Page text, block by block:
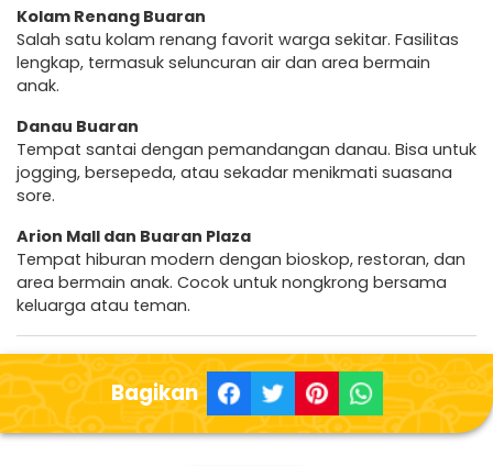
Kolam Renang Buaran
Salah satu kolam renang favorit warga sekitar. Fasilitas
lengkap, termasuk seluncuran air dan area bermain
anak.
Danau Buaran
Tempat santai dengan pemandangan danau. Bisa untuk
jogging, bersepeda, atau sekadar menikmati suasana
sore.
Arion Mall dan Buaran Plaza
Tempat hiburan modern dengan bioskop, restoran, dan
area bermain anak. Cocok untuk nongkrong bersama
keluarga atau teman.
Bagikan